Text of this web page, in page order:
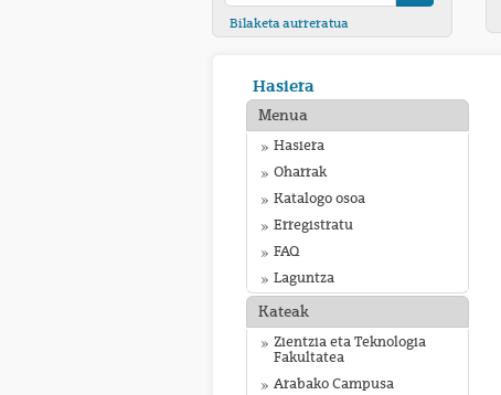
Bilaketa aurreratua
Hasiera
Menua
Hasiera
Oharrak
Katalogo osoa
Erregistratu
FAQ
Laguntza
Kateak
Zientzia eta Teknologia
Fakultatea
Arabako Campusa